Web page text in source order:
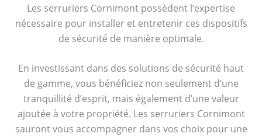
Les serruriers Cornimont possèdent l’expertise
nécessaire pour installer et entretenir ces dispositifs
de sécurité de manière optimale.
En investissant dans des solutions de sécurité haut
de gamme, vous bénéficiez non seulement d’une
tranquillité d’esprit, mais également d’une valeur
ajoutée à votre propriété. Les serruriers Cornimont
sauront vous accompagner dans vos choix pour une